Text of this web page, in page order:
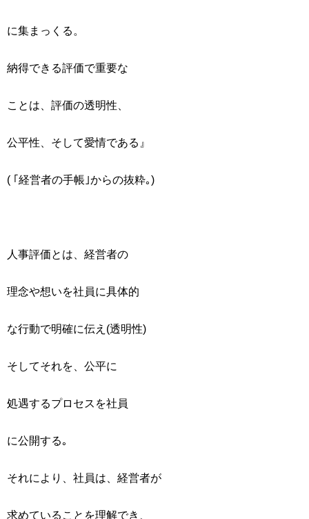
に集まっくる。
納得できる評価で重要な
ことは、評価の透明性、
公平性、そして愛情である』
( ｢経営者の手帳｣からの抜粋｡)
人事評価とは、経営者の
理念や想いを社員に具体的
な行動で明確に伝え(透明性)
そしてそれを、公平に
処遇するプロセスを社員
に公開する｡
それにより、社員は、経営者が
求めていることを理解でき、